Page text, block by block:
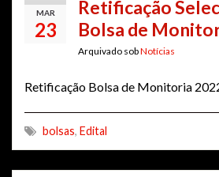
MAR
23
Retificação
Bolsa de
Arquivado sobNotícias
Retificação Bolsa de Monitoria
bolsas, Edital